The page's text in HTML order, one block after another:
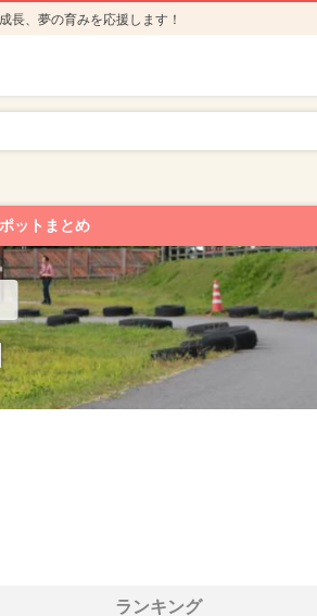
長、夢の育みを応援します！
ットまとめ
ランキング